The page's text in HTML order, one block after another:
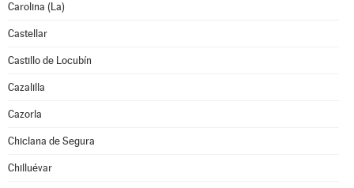
Carolina (La)
Castellar
Castillo de Locubín
Cazalilla
Cazorla
Chiclana de Segura
Chilluévar